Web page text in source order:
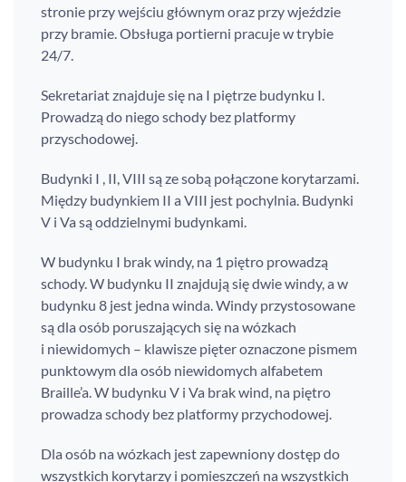
stronie przy wejściu głównym oraz przy wjeździe
przy bramie. Obsługa portierni pracuje w trybie
24/7.
Sekretariat znajduje się na I piętrze budynku I.
Prowadzą do niego schody bez platformy
przyschodowej.
Budynki I , II, VIII są ze sobą połączone korytarzami.
Między budynkiem II a VIII jest pochylnia. Budynki
V i Va są oddzielnymi budynkami.
W budynku I brak windy, na 1 piętro prowadzą
schody. W budynku II znajdują się dwie windy, a w
budynku 8 jest jedna winda. Windy przystosowane
są dla osób poruszających się na wózkach
i niewidomych – klawisze pięter oznaczone pismem
punktowym dla osób niewidomych alfabetem
Braille’a. W budynku V i Va brak wind, na piętro
prowadza schody bez platformy przychodowej.
Dla osób na wózkach jest zapewniony dostęp do
wszystkich korytarzy i pomieszczeń na wszystkich